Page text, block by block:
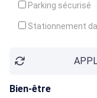
Parking sécurisé
Stationnement
Bien-être